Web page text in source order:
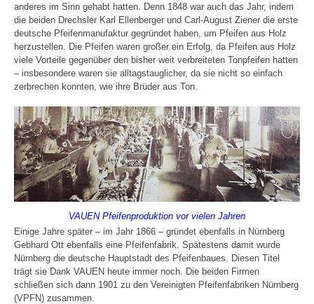
anderes im Sinn gehabt hatten. Denn 1848 war auch das Jahr, indem
die beiden Drechsler Karl Ellenberger und Carl-August Ziener die erste
deutsche Pfeifenmanufaktur gegründet haben, um Pfeifen aus Holz
herzustellen. Die Pfeifen waren großer ein Erfolg, da Pfeifen aus Holz
viele Vorteile gegenüber den bisher weit verbreiteten Tonpfeifen hatten
– insbesondere waren sie alltagstauglicher, da sie nicht so einfach
zerbrechen konnten, wie ihre Brüder aus Ton.
VAUEN Pfeifenproduktion vor vielen Jahren
Einige Jahre später – im Jahr 1866 – gründet ebenfalls in Nürnberg
Gebhard Ott ebenfalls eine Pfeifenfabrik. Spätestens damit wurde
Nürnberg die deutsche Hauptstadt des Pfeifenbaues. Diesen Titel
trägt sie Dank VAUEN heute immer noch. Die beiden Firmen
schließen sich dann 1901 zu den Vereinigten Pfeifenfabriken Nürnberg
(VPFN) zusammen.